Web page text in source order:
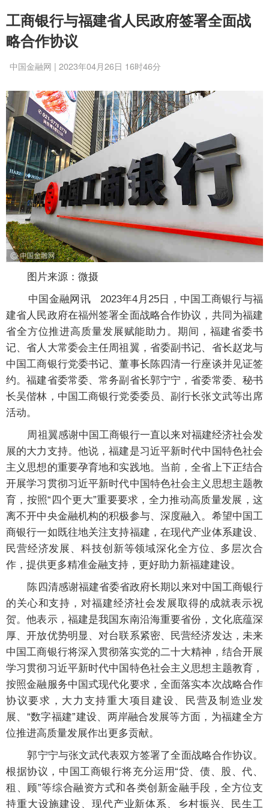
工商银行与福建省人民政府签署全面战
略合作协议
中国金融网 | 2023年04月26日 16时46分
图片来源：微摄
中国金融网讯 2023年4月25日，中国工商银行与福
建省人民政府在福州签署全面战略合作协议，共同为福建
省全方位推进高质量发展赋能助力。期间，福建省委书
记、省人大常委会主任周祖翼，省委副书记、省长赵龙与
中国工商银行党委书记、董事长陈四清一行座谈并见证签
约。福建省委常委、常务副省长郭宁宁，省委常委、秘书
长吴偕林，中国工商银行党委委员、副行长张文武等出席
活动。
周祖翼感谢中国工商银行一直以来对福建经济社会发
展的大力支持。他说，福建是习近平新时代中国特色社会
主义思想的重要孕育地和实践地。当前，全省上下正结合
开展学习贯彻习近平新时代中国特色社会主义思想主题教
育，按照“四个更大”重要要求，全力推动高质量发展，这
离不开中央金融机构的积极参与、深度融入。希望中国工
商银行一如既往地关注支持福建，在现代产业体系建设、
民营经济发展、科技创新等领域深化全方位、多层次合
作，提供更多精准金融支持，更好助力新福建建设。
陈四清感谢福建省委省政府长期以来对中国工商银行
的关心和支持，对福建经济社会发展取得的成就表示祝
贺。他表示，福建是我国东南沿海重要省份，文化底蕴深
厚、开放优势明显、对台联系紧密、民营经济发达，未来
中国工商银行将深入贯彻落实党的二十大精神，结合开展
学习贯彻习近平新时代中国特色社会主义思想主题教育，
按照金融服务中国式现代化要求，全面落实本次战略合作
协议要求，大力支持重大项目建设、民营及制造业发
展、“数字福建”建设、两岸融合发展等方面，为福建全方
位推进高质量发展作出更多贡献。
郭宁宁与张文武代表双方签署了全面战略合作协议。
根据协议，中国工商银行将充分运用“贷、债、股、代、
租、顾”等综合融资方式和各类创新金融手段，全方位支
持重大设施建设、现代产业新体系、乡村振兴、民生工